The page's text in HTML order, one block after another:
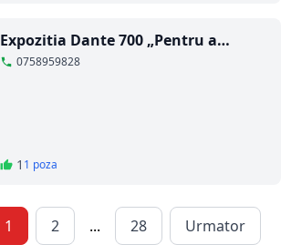
Expozitia Dante 700 „Pentru a
revedea stelele”
0758959828
1 1 poza
1 2 ... 28 Urmator